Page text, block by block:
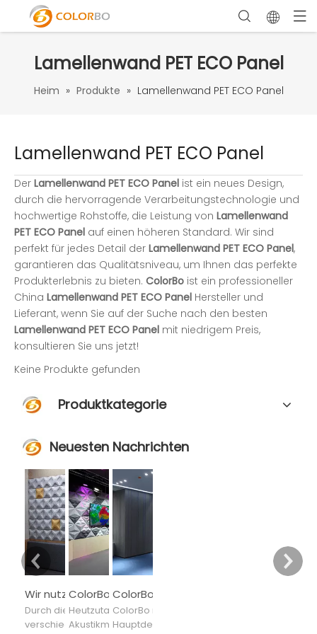
Lamellenwand PET ECO Panel
Heim » Produkte » Lamellenwand PET ECO Panel
Lamellenwand PET ECO Panel
Der Lamellenwand PET ECO Panel ist ein neues Design,
durch die hervorragende Verarbeitungstechnologie und
hochwertige Rohstoffe, die Leistung von Lamellenwand
PET ECO Panel auf einen höheren Standard. Wir sind
perfekt für jedes Detail der Lamellenwand PET ECO Panel,
garantieren das Qualitätsniveau, um Ihnen das perfekte
Produkterlebnis zu bieten. ColorBo ist ein professioneller
China Lamellenwand PET ECO Panel Hersteller und
Lieferant, wenn Sie auf der Suche nach den besten
Lamellenwand PET ECO Panel mit niedrigem Preis,
konsultieren Sie uns jetzt!
Keine Produkte gefunden
Produktkategorie
Neuesten Nachrichten
Durch die Kombination
verschiedener Materialien, um
Heutzutage wurden ColorBo-
Akustikmaterialien in mehr als 80
ColorBo nimmt die Akustik als
Hauptdesignelement, indem es